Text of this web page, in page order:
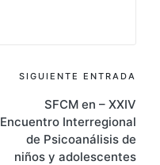
SIGUIENTE ENTRADA
SFCM en – XXIV
Encuentro Interregional
de Psicoanálisis de
niños y adolescentes